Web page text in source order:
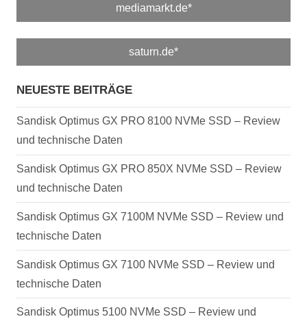
mediamarkt.de*
saturn.de*
NEUESTE BEITRÄGE
Sandisk Optimus GX PRO 8100 NVMe SSD – Review
und technische Daten
Sandisk Optimus GX PRO 850X NVMe SSD – Review
und technische Daten
Sandisk Optimus GX 7100M NVMe SSD – Review und
technische Daten
Sandisk Optimus GX 7100 NVMe SSD – Review und
technische Daten
Sandisk Optimus 5100 NVMe SSD – Review und